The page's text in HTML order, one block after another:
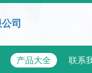
司
产品大全 联系